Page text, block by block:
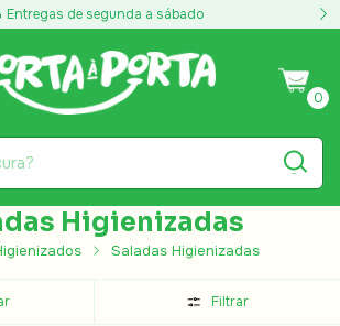
Entregas de segunda a sábado
0
Higienizadas
Saladas Higienizadas
Filtrar